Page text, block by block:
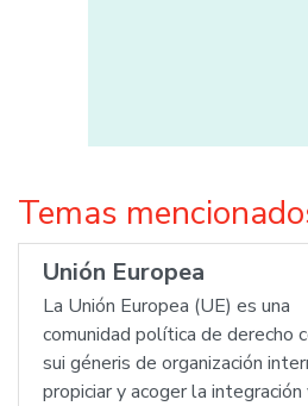
Temas
Unión Europea
La Unión Europea (UE) es una
comunidad política de derecho
sui géneris de organización
propiciar y acoger la